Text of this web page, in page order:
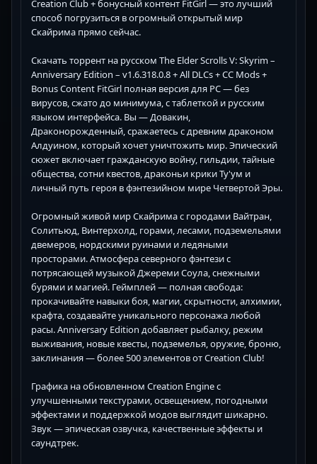
Creation Club + бонусный контент FitGirl — это лучший
способ погрузиться в огромный открытый мир
Скайрима прямо сейчас.
Скачать торрент на русском The Elder Scrolls V: Skyrim –
Anniversary Edition – v1.6.318.0.8 + All DLCs + CC Mods +
Bonus Content FitGirl полная версия для PC — без
вирусов, сжато до минимума, с таблеткой и русским
языком интерфейса. Вы — Довакин,
Драконорожденный, сражаетесь с древним драконом
Алдуином, который хочет уничтожить мир. Эпический
сюжет включает гражданскую войну, гильдии, тайные
общества, сотни квестов, драконьи крики Ту'ум и
личный путь героя в фэнтезийном мире Четвертой Эры.
Огромный живой мир Скайрима с городами Вайтран,
Солитьюд, Винтерхолд, горами, лесами, подземельями
двемеров, нордскими руинами и ледяными
просторами. Атмосфера северного фэнтези с
потрясающей музыкой Джереми Соула, снежными
бурями и магией. Геймплей — полная свобода:
прокачивайте навыки боя, магии, скрытности, алхимии,
крафта, создавайте уникального персонажа любой
расы. Anniversary Edition добавляет рыбалку, режим
выживания, новые квесты, подземелья, оружие, броню,
заклинания — более 500 элементов от Creation Club!
Графика на обновленном Creation Engine с
улучшенными текстурами, освещением, погодными
эффектами и поддержкой модов выглядит шикарно.
Звук — эпическая озвучка, качественные эффекты и
саундтрек.